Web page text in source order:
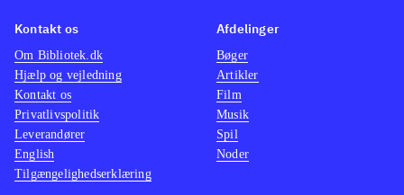
Kontakt os
Om Bibliotek.dk
Hjælp og vejledning
Kontakt os
Privatlivspolitik
Leverandører
English
Tilgængelighedserklæring
Afdelinger
Bøger
Artikler
Film
Musik
Spil
Noder